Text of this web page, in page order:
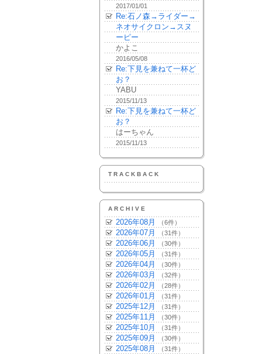
2017/01/01
Re:石ノ森→ライダー→
ネオサイクロン→スヌ
ーピー
かよこ
2016/05/08
Re:下見を兼ねて一杯ど
お？
YABU
2015/11/13
Re:下見を兼ねて一杯ど
お？
はーちゃん
2015/11/13
TRACKBACK
ARCHIVE
2026年08月 （6件）
2026年07月 （31件）
2026年06月 （30件）
2026年05月 （31件）
2026年04月 （30件）
2026年03月 （32件）
2026年02月 （28件）
2026年01月 （31件）
2025年12月 （31件）
2025年11月 （30件）
2025年10月 （31件）
2025年09月 （30件）
2025年08月 （31件）